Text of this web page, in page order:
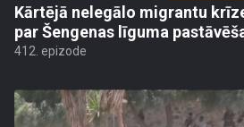
Kārtējā nelegālo migrantu
par Šengenas līguma
412. epizode